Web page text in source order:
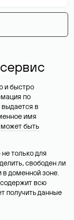
и быстро
по
в
имя
может быть
только для
свободен ли
доменной зоне.
всю
получить данные